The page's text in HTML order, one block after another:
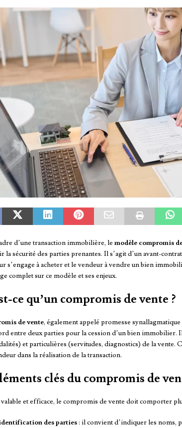
d’une transaction immobilière, le modèle compromis
la sécurité des parties prenantes. Il s’agit d’un avant-
s’engage à acheter et le vendeur à vendre un bien
complet sur ce modèle et ses enjeux.
ce qu’un compromis de vente ?
de vente, également appelé promesse
entre deux parties pour la cession d’un bien
et particulières (servitudes, diagnostics) de la vente.
dans la réalisation de la transaction.
clés du compromis de
et efficace, le compromis de vente doit comporter
des parties: il convient d’indiquer les noms,